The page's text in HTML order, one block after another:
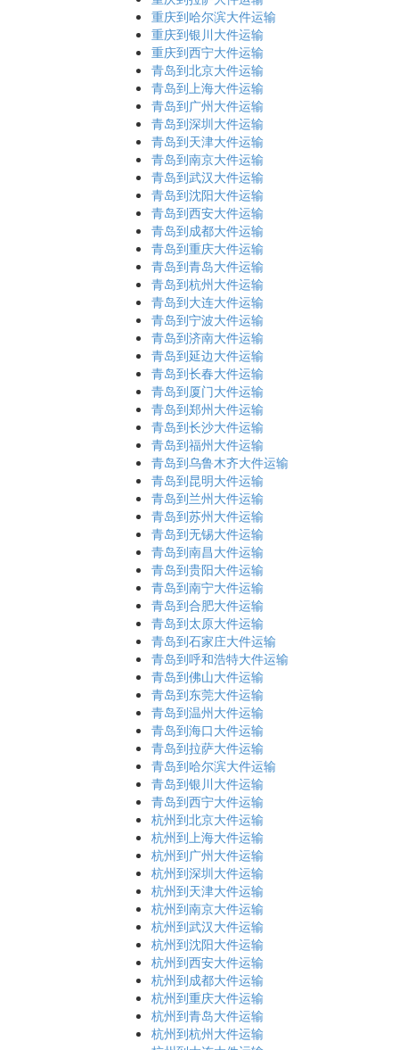
重庆到哈尔滨大件运输
重庆到银川大件运输
重庆到西宁大件运输
青岛到北京大件运输
青岛到上海大件运输
青岛到广州大件运输
青岛到深圳大件运输
青岛到天津大件运输
青岛到南京大件运输
青岛到武汉大件运输
青岛到沈阳大件运输
青岛到西安大件运输
青岛到成都大件运输
青岛到重庆大件运输
青岛到青岛大件运输
青岛到杭州大件运输
青岛到大连大件运输
青岛到宁波大件运输
青岛到济南大件运输
青岛到延边大件运输
青岛到长春大件运输
青岛到厦门大件运输
青岛到郑州大件运输
青岛到长沙大件运输
青岛到福州大件运输
青岛到乌鲁木齐大件运输
青岛到昆明大件运输
青岛到兰州大件运输
青岛到苏州大件运输
青岛到无锡大件运输
青岛到南昌大件运输
青岛到贵阳大件运输
青岛到南宁大件运输
青岛到合肥大件运输
青岛到太原大件运输
青岛到石家庄大件运输
青岛到呼和浩特大件运输
青岛到佛山大件运输
青岛到东莞大件运输
青岛到温州大件运输
青岛到海口大件运输
青岛到拉萨大件运输
青岛到哈尔滨大件运输
青岛到银川大件运输
青岛到西宁大件运输
杭州到北京大件运输
杭州到上海大件运输
杭州到广州大件运输
杭州到深圳大件运输
杭州到天津大件运输
杭州到南京大件运输
杭州到武汉大件运输
杭州到沈阳大件运输
杭州到西安大件运输
杭州到成都大件运输
杭州到重庆大件运输
杭州到青岛大件运输
杭州到杭州大件运输